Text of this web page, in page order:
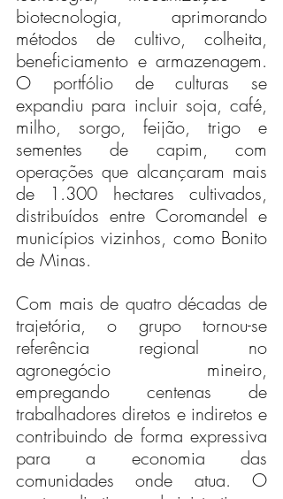
biotecnologia, aprimorando
métodos de cultivo, colheita,
beneficiamento e armazenagem.
O portfólio de culturas se
expandiu para incluir soja, café,
milho, sorgo, feijão, trigo e
sementes de capim, com
operações que alcançaram mais
de 1.300 hectares cultivados,
distribuídos entre Coromandel e
municípios vizinhos, como Bonito
de Minas.
Com mais de quatro décadas de
trajetória, o grupo tornou-se
referência regional no
agronegócio mineiro,
empregando centenas de
trabalhadores diretos e indiretos e
contribuindo de forma expressiva
para a economia das
comunidades onde atua. O